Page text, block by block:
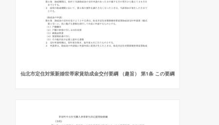
仙北市定住対策新婚世帯家賃助成金交付要綱 （趣旨） 第1条 この要綱